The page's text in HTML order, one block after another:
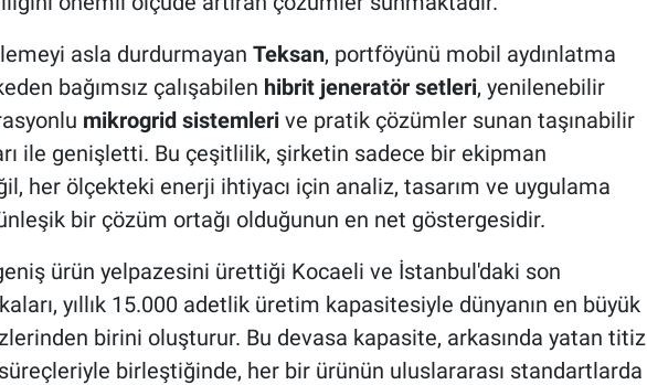
asla durdurmayan Teksan, portföyünü mobil aydınlatma
bağımsız çalışabilen hibrit jeneratör setleri, yenilenebilir
mikrogrid sistemlerive pratik çözümler sunan taşınabilir
ile genişletti. Bu çeşitlilik, şirketin sadece bir ekipman
her ölçekteki enerji ihtiyacı için analiz, tasarım ve uygulama
bir çözüm ortağı olduğunun en net göstergesidir.
ürün yelpazesini ürettiği Kocaeli ve İstanbul'daki son
yıllık 15.000 adetlik üretim kapasitesiyle dünyanın en büyük
birini oluşturur. Bu devasa kapasite, arkasında yatan titiz
birleştiğinde, her bir ürünün uluslararası standartlarda